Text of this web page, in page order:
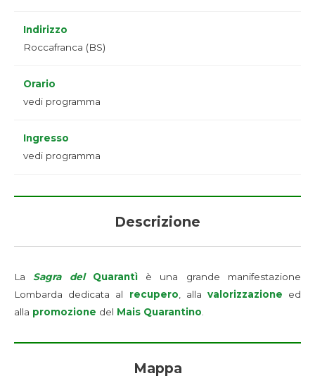
Indirizzo
Roccafranca (BS)
Orario
vedi programma
Ingresso
vedi programma
Descrizione
La Sagra delQuarantìè una grande manifestazione
Lombarda dedicata al recupero, alla valorizzazione ed
alla promozione del Mais Quarantino.
Mappa